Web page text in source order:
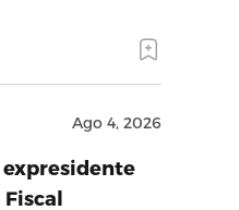
Ago 4, 2026
expresidente